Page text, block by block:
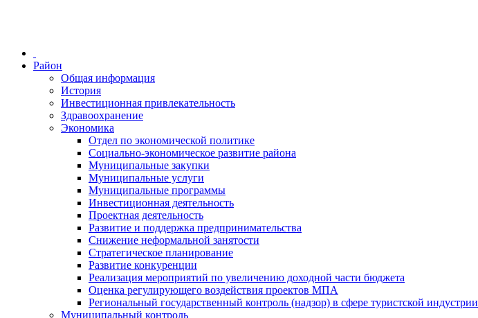
Район
Общая информация
История
Инвестиционная привлекательность
Здравоохранение
Экономика
Отдел по экономической политике
Социально-экономическое развитие района
Муниципальные закупки
Муниципальные услуги
Муниципальные программы
Инвестиционная деятельность
Проектная деятельность
Развитие и поддержка предпринимательства
Снижение неформальной занятости
Стратегическое планирование
Развитие конкуренции
Реализация мероприятий по увеличению доходной части бюджета
Оценка регулирующего воздействия проектов МПА
Региональный государственный контроль (надзор) в сфере туристской индустрии
Муниципальный контроль